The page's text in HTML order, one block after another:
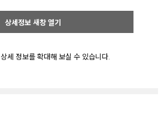
상세정보 새창 열기
상세 정보를 확대해 보실 수 있습니다.